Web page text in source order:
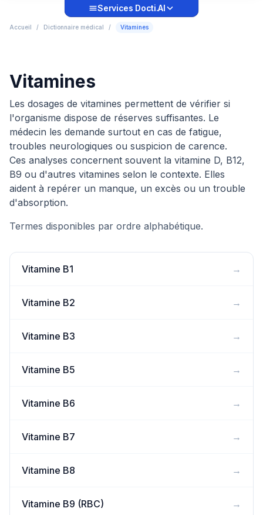
Services Docti.AI
Accueil / Dictionnaire médical / Vitamines
Vitamines
Les dosages de vitamines permettent de vérifier si
l'organisme dispose de réserves suffisantes. Le
médecin les demande surtout en cas de fatigue,
troubles neurologiques ou suspicion de carence.
Ces analyses concernent souvent la vitamine D, B12,
B9 ou d'autres vitamines selon le contexte. Elles
aident à repérer un manque, un excès ou un trouble
d'absorption.
Termes disponibles par ordre alphabétique.
Vitamine B1 →
Vitamine B2 →
Vitamine B3 →
Vitamine B5 →
Vitamine B6 →
Vitamine B7 →
Vitamine B8 →
Vitamine B9 (RBC) →